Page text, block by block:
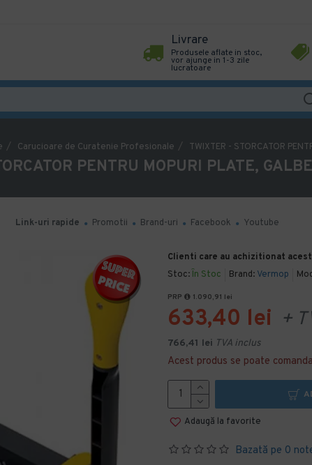
Livrare
Produsele aflate in stoc,
vor ajunge in 1-3 zile
lucratoare
Carucioare de Curatenie Profesionale TWIXTER - STORCATOR
PENTRU MOPURI PLATE,
Link-uri rapide Promotii Brand-uri Facebook Youtube
Clienti care au achizitionat
Stoc: În Stoc Brand: Vermop
Bazată pe 0
PRP 1.090,91 lei
633,40 lei +
766,41 lei TVA inclus
Acest produs se poate
Adaugă la favorite